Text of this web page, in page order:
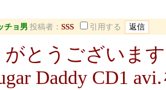
チョ男 投稿者： SSS 引用する
がとうございま
Daddy CD1